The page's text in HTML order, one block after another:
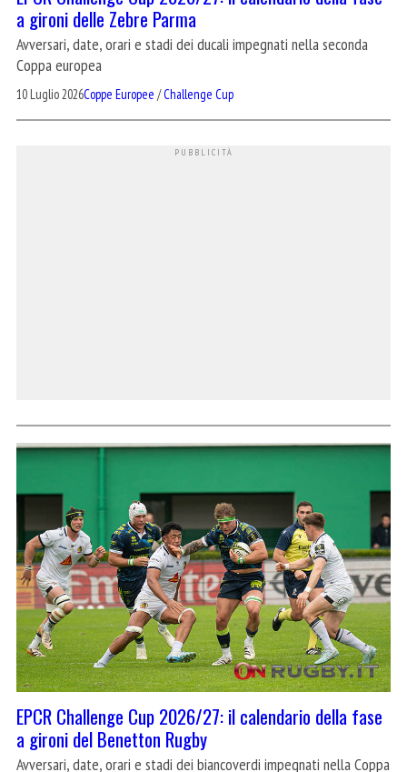
a gironi delle Zebre Parma
Avversari, date, orari e stadi dei ducali impegnati nella seconda
Coppa europea
10 Luglio 2026Coppe Europee /Challenge Cup
EPCR Challenge Cup 2026/27: il calendario della fase
a gironi del Benetton Rugby
Avversari, date, orari e stadi dei biancoverdi impegnati nella Coppa